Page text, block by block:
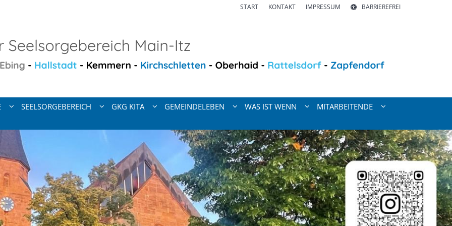
START KONTAKT IMPRESSUM BARRIEREFREI
SEELSORGEBEREICH GKG KITA GEMEINDELEBEN WAS IST WENN
MITARBEITENDE